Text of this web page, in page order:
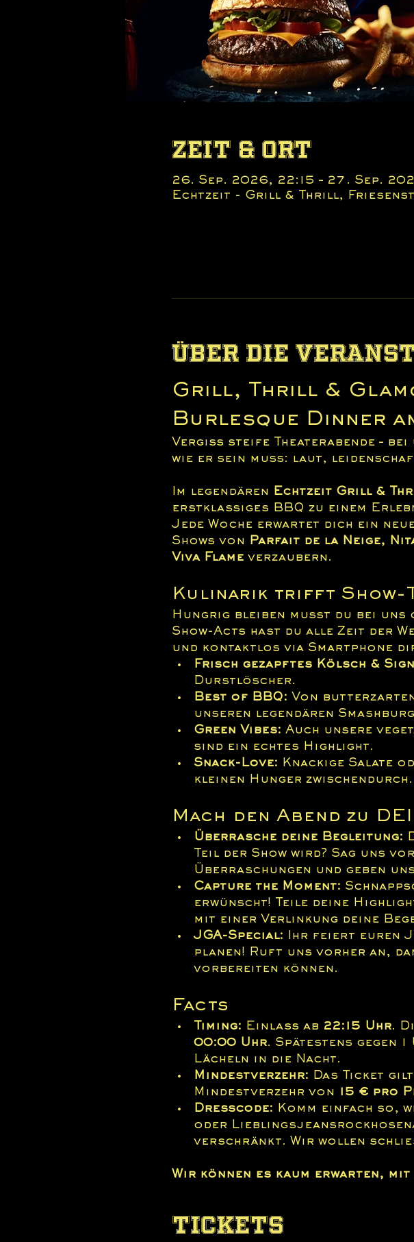
Zeit & Ort
26. Sep. 2026, 22:15 – 27. Sep.
Echtzeit - Grill & Thrill,
Über die
Grill, Thrill &
Burlesque Dinner
Vergiss steife Theaterabende –
wie er sein muss: laut,
Im legendären Echtzeit Grill &
erstklassiges BBQ zu einem
Jede Woche erwartet dich ein
Shows von
Parfait de la Neige,
Viva Flame verzaubern.
Kulinarik trifft Show-
Hungrig bleiben musst du bei
Show-Acts hast du alle Zeit der
und kontaktlos via Smartphone
Frisch gezapftes Kölsch &
Durstlöscher.
Best of BBQ: Von
unseren legendären
Green Vibes: Auch unsere
sind ein echtes Highlight.
Snack-Love: Knackige Salate
kleinen Hunger zwischendurch.
Mach den Abend zu
Überrasche deine Begleitung:
Teil der Show wird? Sag uns
Überraschungen und geben
Capture the Moment:
erwünscht! Teile deine
mit einer Verlinkung deine
JGA-Special: Ihr feiert euren
planen! Ruft uns vorher an,
vorbereiten können.
Facts
Timing: Einlass ab 22:15 Uhr.
00:00 Uhr. Spätestens gegen
Lächeln in die Nacht.
Mindestverzehr: Das Ticket
Mindestverzehr von
15 € pro
Dresscode: Komm einfach so,
oder
verschränkt. Wir wollen
Wir können es kaum erwarten,
Tickets